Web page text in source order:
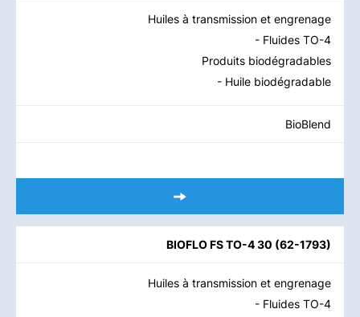
Huiles à transmission et engrenage
- Fluides TO-4
Produits biodégradables
- Huile biodégradable
BioBlend
BIOFLO FS TO-4 30 (62-1793)
Huiles à transmission et engrenage
- Fluides TO-4